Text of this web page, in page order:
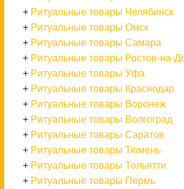
+ Ритуальные товары Челябинск
+ Ритуальные товары Омск
+ Ритуальные товары Самара
+ Ритуальные товары Ростов-на-
+ Ритуальные товары Уфа
+ Ритуальные товары Краснодар
+ Ритуальные товары Воронеж
+ Ритуальные товары Волгоград
+ Ритуальные товары Саратов
+ Ритуальные товары Тюмень
+ Ритуальные товары Тольятти
+ Ритуальные товары Пермь